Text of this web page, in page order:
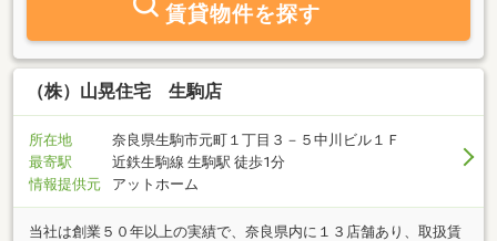
賃貸物件を探す
（株）山晃住宅 生駒店
所在地
奈良県生駒市元町１丁目３－５中川ビル１Ｆ
最寄駅
近鉄生駒線 生駒駅 徒歩1分
情報提供元
アットホーム
当社は創業５０年以上の実績で、奈良県内に１３店舗あり、取扱賃